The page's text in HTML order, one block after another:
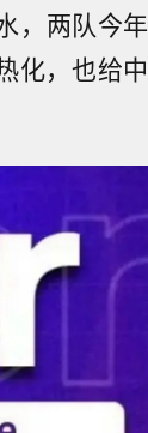
，两队今年
化，也给中